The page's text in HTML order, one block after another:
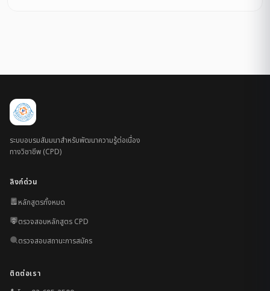
ระบบอบรมสัมมนาสำหรับพัฒนาความรู้ต่อเนื่อง
ทางวิชาชีพ (CPD)
ลิงก์ด่วน
หลักสูตรทั้งหมด
ตรวจสอบหลักสูตร CPD
ตรวจสอบสถานะการสมัคร
ติดต่อเรา